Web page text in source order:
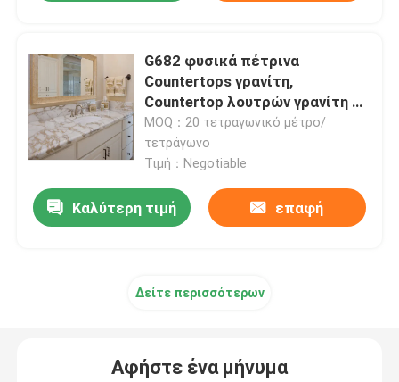
G682 φυσικά πέτρινα
Countertops γρανίτη,
Countertop λουτρών γρανίτη με
την ενιαία κεραμική λεκάνη
πλυσίματος
MOQ：20 τετραγωνικό μέτρο/
τετράγωνο
Τιμή：Negotiable
Καλύτερη τιμή επαφή
Δείτε περισσότερων
Αφήστε ένα μήνυμα